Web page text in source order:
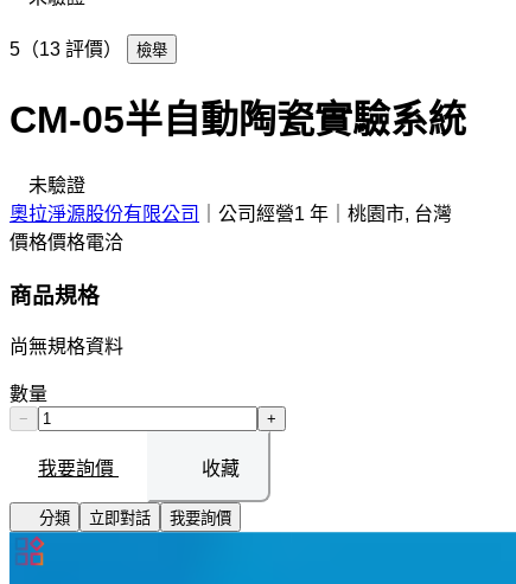
5（13 評價） 檢舉
CM-05半自動陶瓷實驗系統
未驗證
奧拉淨源股份有限公司
公司經營1 年
桃園市, 台灣
價格價格電洽
商品規格
尚無規格資料
數量
− +
我要詢價 收藏
分類 立即對話 我要詢價